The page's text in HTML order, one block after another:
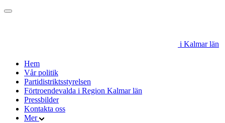
i Kalmar län
Hem
Vår politik
Partidistriktsstyrelsen
Förtroendevalda i Region Kalmar län
Pressbilder
Kontakta oss
Mer